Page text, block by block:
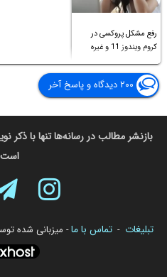
رفع مشکل پروکسی در
کروم ویندوز 11 و غیره
۲۰۰ دیدگاه و پاسخ آخر
بازنشر مطالب در رسانه‌ها تنها با ذکر
تبلیغات - تماس با ما- میزبانی شده